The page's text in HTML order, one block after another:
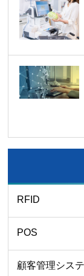
RFID
POS
顧客管理シス